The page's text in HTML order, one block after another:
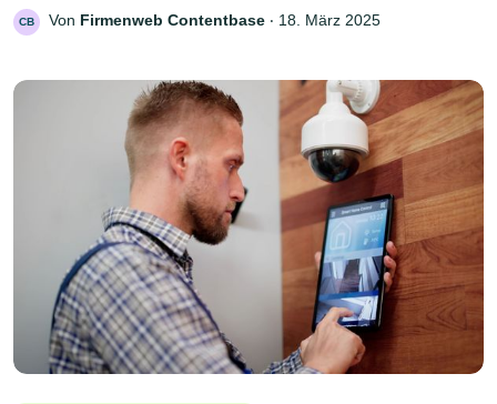
CB Von Firmenweb Contentbase ‧ 18. März 2025